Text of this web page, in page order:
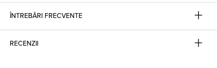
ÎNTREBĂRI FRECVENTE
RECENZII